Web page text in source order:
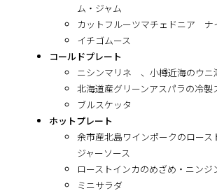
ム・ジャム
カットフルーツマチェドニア ナ
イチゴムース
コールドプレート
ニシンマリネ 、小樽近海のウニ
北海道産グリーンアスパラの冷製
ブルスケッタ
ホットプレート
余市産北島ワインポークのロー
ジャーソース
ローストインカのめざめ・ニンジ
ミニサラダ